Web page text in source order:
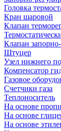
Головка
Кран шаровой
Клапан
Клапан
Штуцер
Узел нижнего
Компенсатор
Газовое
Счетчики газа
Теплоноситель
На основе
На основе
На основе